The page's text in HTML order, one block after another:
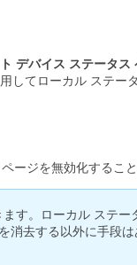
デバイス ステータス
てローカル ステー
ージを無効化すること
す。ローカル ステ
消去する以外に手段は